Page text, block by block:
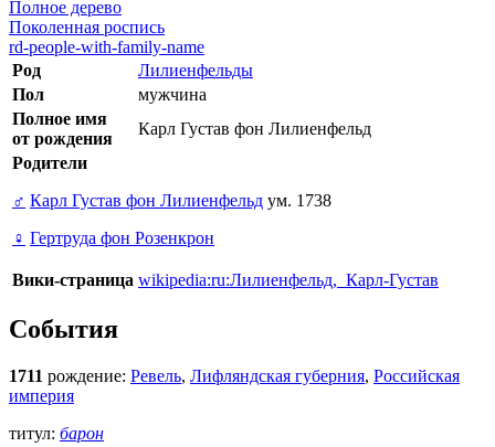
Полное дерево
Поколенная роспись
rd-people-with-family-name
Род
Лилиенфельды
Пол
мужчина
Полное имя
от рождения
Карл Густав фон Лилиенфельд
Родители
♂ Карл Густав фон Лилиенфельд ум. 1738
♀ Гертруда фон Розенкрон
Вики-страница wikipedia:ru:Лилиенфельд,_Карл-Густав
События
1711 рождение: Ревель, Лифляндская губерния, Российская
империя
титул: барон